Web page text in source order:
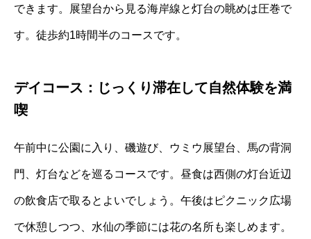
できます。展望台から見る海岸線と灯台の眺めは圧巻で
す。徒歩約1時間半のコースです。
デイコース：じっくり滞在して自然体験を満
喫
午前中に公園に入り、磯遊び、ウミウ展望台、馬の背洞
門、灯台などを巡るコースです。昼食は西側の灯台近辺
の飲食店で取るとよいでしょう。午後はピクニック広場
で休憩しつつ、水仙の季節には花の名所も楽しめます。